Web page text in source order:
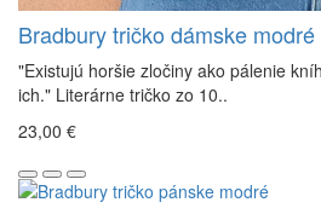
Bradbury tričko dámske modré
"Existujú horšie zločiny ako pálenie
ich." Literárne tričko zo 10..
23,00 €